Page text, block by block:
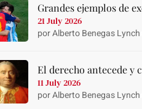
Grandes ejemplos de
21 July 2026
por Alberto Benegas
El derecho antecede y
11 July 2026
por Alberto Benegas